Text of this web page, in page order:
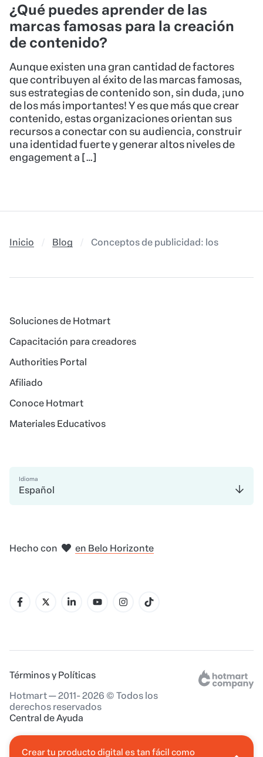
¿Qué puedes aprender de las
marcas famosas para la creación
de contenido?
Aunque existen una gran cantidad de factores
que contribuyen al éxito de las marcas famosas,
sus estrategias de contenido son, sin duda, ¡uno
de los más importantes! Y es que más que crear
contenido, estas organizaciones orientan sus
recursos a conectar con su audiencia, construir
una identidad fuerte y generar altos niveles de
engagement a […]
Inicio Blog Conceptos de publicidad: los 11 más
Soluciones de Hotmart
Capacitación para creadores
Authorities Portal
Afiliado
Conoce Hotmart
Materiales Educativos
Idioma
Español
Hecho con en Belo Horizonte
Términos y Políticas
Hotmart — 2011- 2026 © Todos los
derechos reservados
Central de Ayuda
Crear tu producto digital es tan fácil como